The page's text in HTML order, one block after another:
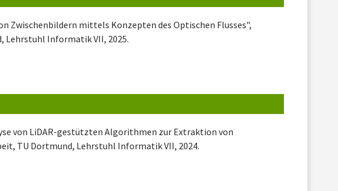
Zwischenbildern mittels Konzepten des Optischen Flusses",
Lehrstuhl Informatik VII, 2025.
von LiDAR-gestützten Algorithmen zur Extraktion von
TU Dortmund, Lehrstuhl Informatik VII, 2024.